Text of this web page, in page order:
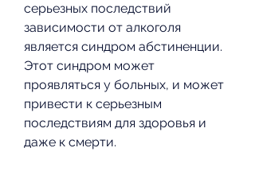
серьезных последствий
зависимости от алкоголя
является синдром абстиненции.
Этот синдром может
проявляться у больных, и может
привести к серьезным
последствиям для здоровья и
даже к смерти.